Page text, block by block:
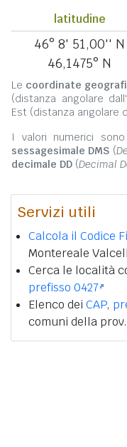
latitudine
46° 8' 51,00'' N
46,1475° N
Le coordinate
(distanza angolare
Est (distanza angolare
I valori numerici
sessagesimale DMS (
decimale DD (Decimal
Servizi utili
Calcola il Codice
Montereale
Cerca le località
prefisso 0427
Elenco dei CAP,
comuni della